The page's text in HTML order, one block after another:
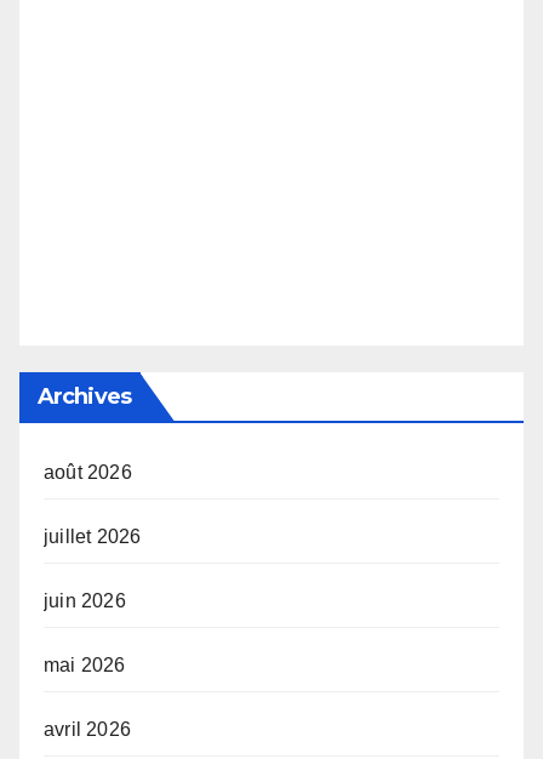
Archives
août 2026
juillet 2026
juin 2026
mai 2026
avril 2026